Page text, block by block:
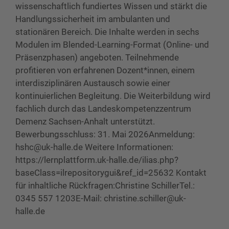
wissenschaftlich fundiertes Wissen und stärkt die
Handlungssicherheit im ambulanten und
stationären Bereich. Die Inhalte werden in sechs
Modulen im Blended-Learning-Format (Online- und
Präsenzphasen) angeboten. Teilnehmende
profitieren von erfahrenen Dozent*innen, einem
interdisziplinären Austausch sowie einer
kontinuierlichen Begleitung. Die Weiterbildung wird
fachlich durch das Landeskompetenzzentrum
Demenz Sachsen-Anhalt unterstützt.
Bewerbungsschluss: 31. Mai 2026Anmeldung:
hshc@uk-halle.de Weitere Informationen:
https://lernplattform.uk-halle.de/ilias.php?
baseClass=ilrepositorygui&ref_id=25632 Kontakt
für inhaltliche Rückfragen:Christine SchillerTel.:
0345 557 1203E-Mail: christine.schiller@uk-
halle.de